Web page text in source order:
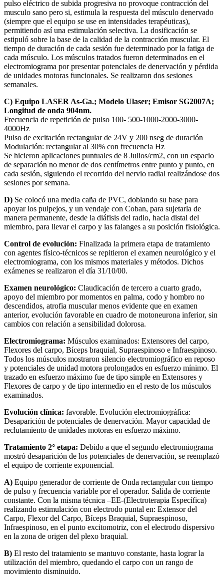
pulso eléctrico de subida progresiva no provoque contracción del
musculo sano pero si, estimula la respuesta del músculo denervado
(siempre que el equipo se use en intensidades terapéuticas),
permitiendo así una estimulación selectiva. La dosificación se
estipuló sobre la base de la calidad de la contracción muscular. El
tiempo de duración de cada sesión fue determinado por la fatiga de
cada músculo. Los músculos tratados fueron determinados en el
electromiograma por presentar potenciales de denervación y pérdida
de unidades motoras funcionales. Se realizaron dos sesiones
semanales.
C) Equipo LASER As-Ga.; Modelo Ulaser; Emisor SG2007A;
Longitud de onda 904nm.
Frecuencia de repetición de pulso 100- 500-1000-2000-3000-
4000Hz
Pulso de excitación rectangular de 24V y 200 nseg de duración
Modulación: rectangular al 30% con frecuencia Hz
Se hicieron aplicaciones puntuales de 8 Julios/cm2, con un espacio
de separación no menor de dos centímetros entre punto y punto, en
cada sesión, siguiendo el recorrido del nervio radial realizándose dos
sesiones por semana.
D) Se colocó una media caña de PVC, doblando su base para
apoyar los pulpejos, y un vendaje con Coban, para sujetarla de
manera permanente, desde la diáfisis del radio, hacia distal del
miembro, para llevar el carpo y las falanges a su posición fisiológica.
Control de evolución: Finalizada la primera etapa de tratamiento
con agentes físico-técnicos se repitieron el examen neurológico y el
electromiograma, con los mismos materiales y métodos. Dichos
exámenes se realizaron el día 31/10/00.
Examen neurológico: Claudicación de tercero a cuarto grado,
apoyo del miembro por momentos en palma, codo y hombro no
descendidos, atrofia muscular menos evidente que en examen
anterior, evolución favorable en cuadro de motoneurona inferior, sin
cambios con relación a sensibilidad dolorosa.
Electromiograma: Músculos examinados: Extensores del carpo,
Flexores del carpo, Bíceps braquial, Supraespinoso e Infraespinoso.
Todos los músculos mostraron silencio electromiográfico en reposo
y potenciales de unidad motora prolongados en esfuerzo mínimo. El
trazado en esfuerzo máximo fue de tipo simple en Extensores y
Flexores de carpo y de tipo intermedio en el resto de los músculos
examinados.
Evolución clínica: favorable. Evolución electromiográfica:
Desaparición de potenciales de denervación. Mayor capacidad de
reclutamiento de unidades motoras en esfuerzo máximo.
Tratamiento 2° etapa: Debido a que el segundo electromiograma
mostró desaparición de los potenciales de denervación, se reemplazó
el equipo de corriente exponencial.
A) Equipo generador de corriente de Onda rectangular con tiempo
de pulso y frecuencia variable por el operador. Salida de corriente
constante. Con la misma técnica –EE-(Electroterapia Específica)
realizando estimulación con electrodo puntal en: Extensor del
Carpo, Flexor del Carpo, Bíceps Braquial, Supraespinoso,
Infraespinoso, en el punto excitomotriz, con el electrodo dispersivo
en la zona de origen del plexo braquial.
B) El resto del tratamiento se mantuvo constante, hasta lograr la
utilización del miembro, quedando el carpo con un rango de
movimiento disminuido.